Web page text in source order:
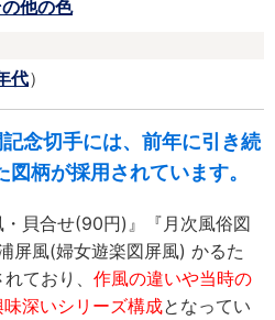
他の色
代）
念切手には、前年に引き続
柄が採用されています。
貝合せ(90円)』『月次風俗図
屏風(婦女遊楽図屏風) かるた
ており、 作風の違いや当時の
深いシリーズ構成となってい